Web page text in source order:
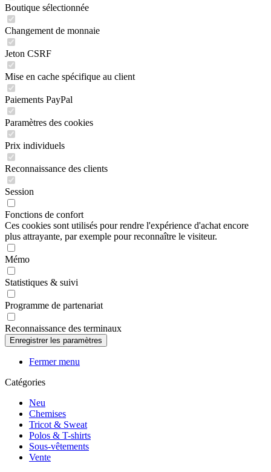
Boutique sélectionnée
Changement de monnaie
Jeton CSRF
Mise en cache spécifique au client
Paiements PayPal
Paramètres des cookies
Prix individuels
Reconnaissance des clients
Session
Fonctions de confort
Ces cookies sont utilisés pour rendre l'expérience d'achat encore
plus attrayante, par exemple pour reconnaître le visiteur.
Mémo
Statistiques & suivi
Programme de partenariat
Reconnaissance des terminaux
Fermer menu
Catégories
Neu
Chemises
Tricot & Sweat
Polos & T-shirts
Sous-vêtements
Vente